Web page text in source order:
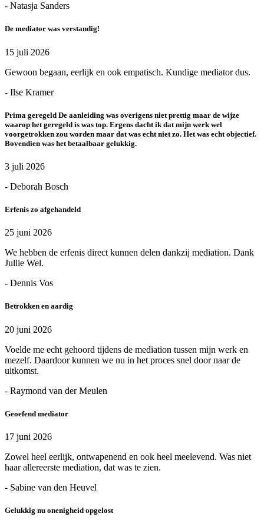
- Natasja Sanders
De mediator was verstandig!
15 juli 2026
Gewoon begaan, eerlijk en ook empatisch. Kundige mediator dus.
- Ilse Kramer
Prima geregeld De aanleiding was overigens niet prettig maar de wijze
waarop het geregeld is was top. Ergens dacht ik dat mijn werk wel
voorgetrokken zou worden maar dat was echt niet zo. Het was echt objectief.
Bovendien was het betaalbaar gelukkig.
3 juli 2026
- Deborah Bosch
Erfenis zo afgehandeld
25 juni 2026
We hebben de erfenis direct kunnen delen dankzij mediation. Dank
Jullie Wel.
- Dennis Vos
Betrokken en aardig
20 juni 2026
Voelde me echt gehoord tijdens de mediation tussen mijn werk en
mezelf. Daardoor kunnen we nu in het proces snel door naar de
uitkomst.
- Raymond van der Meulen
Geoefend mediator
17 juni 2026
Zowel heel eerlijk, ontwapenend en ook heel meelevend. Was niet
haar allereerste mediation, dat was te zien.
- Sabine van den Heuvel
Gelukkig nu onenigheid opgelost